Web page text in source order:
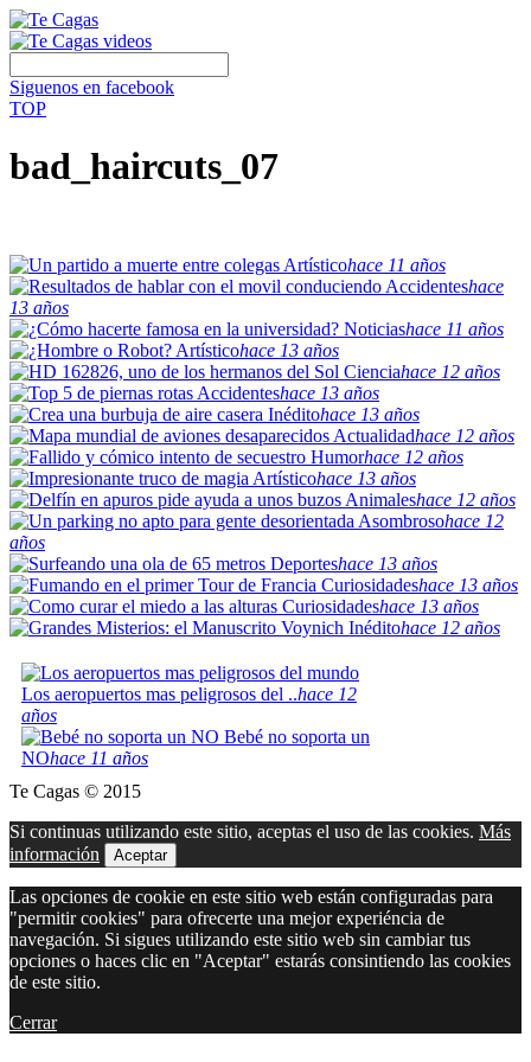
Siguenos en facebook
TOP
bad_haircuts_07
Artísticohace 11 años
Accidenteshace
13 años
Noticiashace 11 años
Artísticohace 13 años
Cienciahace 12 años
Accidenteshace 13 años
Inéditohace 13 años
Actualidadhace 12 años
Humorhace 12 años
Artísticohace 13 años
Animaleshace 12 años
Asombrosohace 12
años
Deporteshace 13 años
Curiosidadeshace 13 años
Curiosidadeshace 13 años
Inéditohace 12 años
Los aeropuertos mas peligrosos del ..hace 12
años
Bebé no soporta un
NOhace 11 años
Te Cagas © 2015
Si continuas utilizando este sitio, aceptas el uso de las cookies. Más
información
Aceptar
Las opciones de cookie en este sitio web están configuradas para
"permitir cookies" para ofrecerte una mejor experiéncia de
navegación. Si sigues utilizando este sitio web sin cambiar tus
opciones o haces clic en "Aceptar" estarás consintiendo las cookies
de este sitio.
Cerrar